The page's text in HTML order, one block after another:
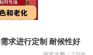
求进行定制 耐候性好